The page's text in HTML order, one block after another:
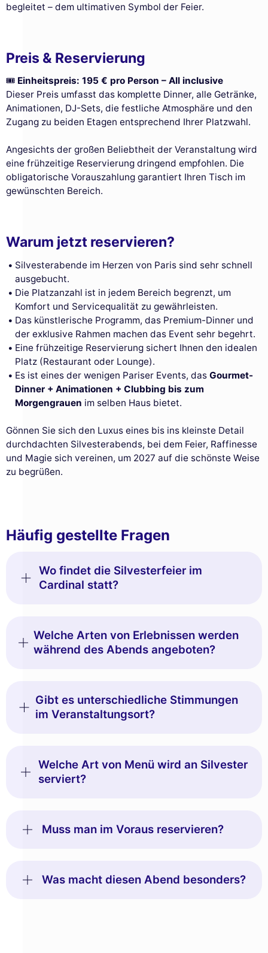
begleitet – dem ultimativen Symbol der Feier.
Preis & Reservierung
🎟️ Einheitspreis: 195 € pro Person – All inclusive
Dieser Preis umfasst das komplette Dinner, alle Getränke,
Animationen, DJ-Sets, die festliche Atmosphäre und den
Zugang zu beiden Etagen entsprechend Ihrer Platzwahl.
Angesichts der großen Beliebtheit der Veranstaltung wird
eine frühzeitige Reservierung dringend empfohlen. Die
obligatorische Vorauszahlung garantiert Ihren Tisch im
gewünschten Bereich.
Warum jetzt reservieren?
Silvesterabende im Herzen von Paris sind sehr schnell
ausgebucht.
Die Platzanzahl ist in jedem Bereich begrenzt, um
Komfort und Servicequalität zu gewährleisten.
Das künstlerische Programm, das Premium-Dinner und
der exklusive Rahmen machen das Event sehr begehrt.
Eine frühzeitige Reservierung sichert Ihnen den idealen
Platz (Restaurant oder Lounge).
Es ist eines der wenigen Pariser Events, dasGourmet-
Dinner + Animationen + Clubbing bis zum
Morgengrauen im selben Haus bietet.
Gönnen Sie sich den Luxus eines bis ins kleinste Detail
durchdachten Silvesterabends, bei dem Feier, Raffinesse
und Magie sich vereinen, um 2027 auf die schönste Weise
zu begrüßen.
Häufig gestellte Fragen
Wo findet die Silvesterfeier im
Cardinal statt?
Welche Arten von Erlebnissen werden
während des Abends angeboten?
Gibt es unterschiedliche Stimmungen
im Veranstaltungsort?
Welche Art von Menü wird an Silvester
serviert?
Muss man im Voraus reservieren?
Was macht diesen Abend besonders?